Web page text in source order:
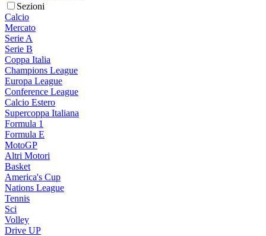
Sezioni
Calcio
Mercato
Serie A
Serie B
Coppa Italia
Champions League
Europa League
Conference League
Calcio Estero
Supercoppa Italiana
Formula 1
Formula E
MotoGP
Altri Motori
Basket
America's Cup
Nations League
Tennis
Sci
Volley
Drive UP